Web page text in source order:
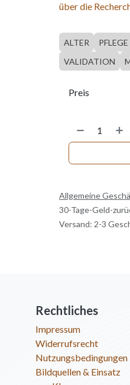
über die
ALTER PFLEGE
VALIDATION
Preis
Allgemeine
30-Tage-Geld-
Versand: 2-3
Rechtliches
Impressum
Widerrufsrecht
Nutzungsbedingungen
Bildquellen & Einsatz